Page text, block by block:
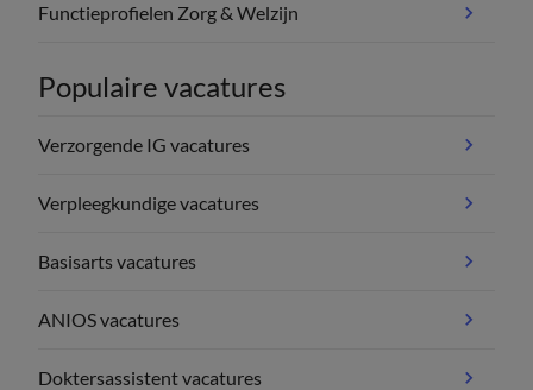
Functieprofielen Zorg & Welzijn
Populaire vacatures
Verzorgende IG vacatures
Verpleegkundige vacatures
Basisarts vacatures
ANIOS vacatures
Doktersassistent vacatures